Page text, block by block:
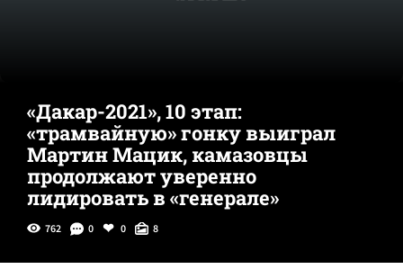
«Дакар-2021», 10 этап:
«трамвайную» гонку выиграл
Мартин Мацик, камазовцы
продолжают уверенно
лидировать в «генерале»
762 0 0 8